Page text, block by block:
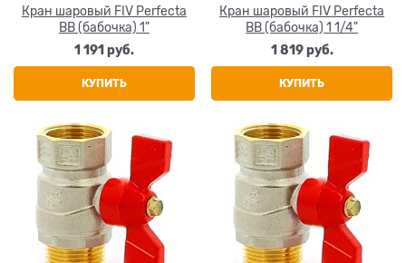
Кран шаровый FIV Perfecta
ВВ (бабочка) 1"
1 191 руб.
КУПИТЬ
Кран шаровый FIV Perfecta
ВВ (бабочка) 1 1/4"
1 819 руб.
КУПИТЬ